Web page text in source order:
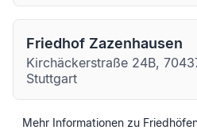
Friedhof Zazenhausen
Kirchäckerstraße 24B,
Stuttgart
Mehr Informationen zu